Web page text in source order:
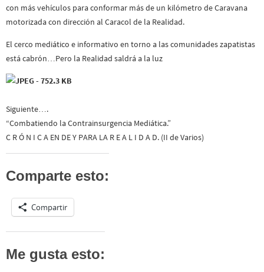
con más vehículos para conformar más de un kilómetro de Caravana
motorizada con dirección al Caracol de la Realidad.
El cerco mediático e informativo en torno a las comunidades zapatistas
está cabrón…Pero la Realidad saldrá a la luz
Siguiente….
“Combatiendo la Contrainsurgencia Mediática.”
C R Ó N I C A EN DE Y PARA LA R E A L I D A D. (II de Varios)
Comparte esto:
Compartir
Me gusta esto: